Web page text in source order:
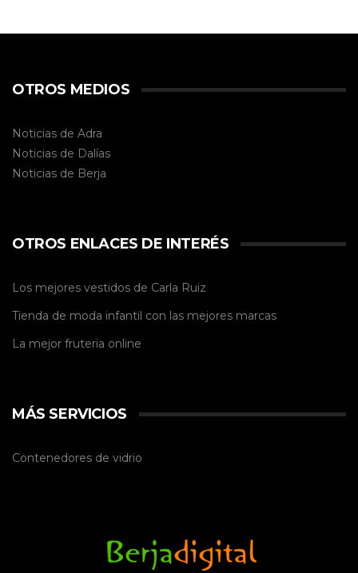
OTROS MEDIOS
Noticias de Adra
Noticias de Dalías
Noticias de Berja
OTROS ENLACES DE INTERÉS
Los mejores vestidos de Carla Ruiz
Tienda de moda infantil con las mejores marcas
La mejor fruteria online
MÁS SERVICIOS
Contenedores de vidrio